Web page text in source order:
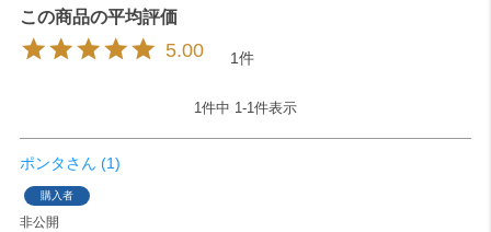
5.00 1
1件中 1-1件表示
ポンタ 1
購入者
非公開